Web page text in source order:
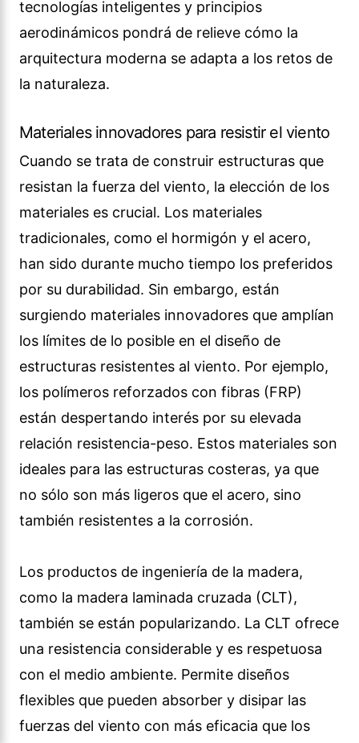
tecnologías inteligentes y principios
aerodinámicos pondrá de relieve cómo la
arquitectura moderna se adapta a los retos de
la naturaleza.
Materiales innovadores para resistir el viento
Cuando se trata de construir estructuras que
resistan la fuerza del viento, la elección de los
materiales es crucial. Los materiales
tradicionales, como el hormigón y el acero,
han sido durante mucho tiempo los preferidos
por su durabilidad. Sin embargo, están
surgiendo materiales innovadores que amplían
los límites de lo posible en el diseño de
estructuras resistentes al viento. Por ejemplo,
los polímeros reforzados con fibras (FRP)
están despertando interés por su elevada
relación resistencia-peso. Estos materiales son
ideales para las estructuras costeras, ya que
no sólo son más ligeros que el acero, sino
también resistentes a la corrosión.
Los productos de ingeniería de la madera,
como la madera laminada cruzada (CLT),
también se están popularizando. La CLT ofrece
una resistencia considerable y es respetuosa
con el medio ambiente. Permite diseños
flexibles que pueden absorber y disipar las
fuerzas del viento con más eficacia que los